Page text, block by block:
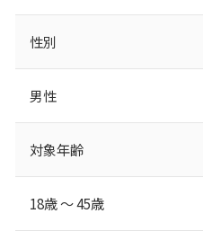
性別
男性
対象年齢
18歳 ～ 45歳